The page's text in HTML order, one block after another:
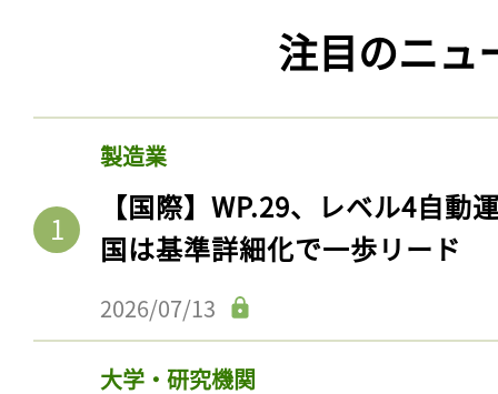
注目のニュ
製造業
【国際】WP.29、レベル4自動
国は基準詳細化で一歩リード
2026/07/13
大学・研究機関